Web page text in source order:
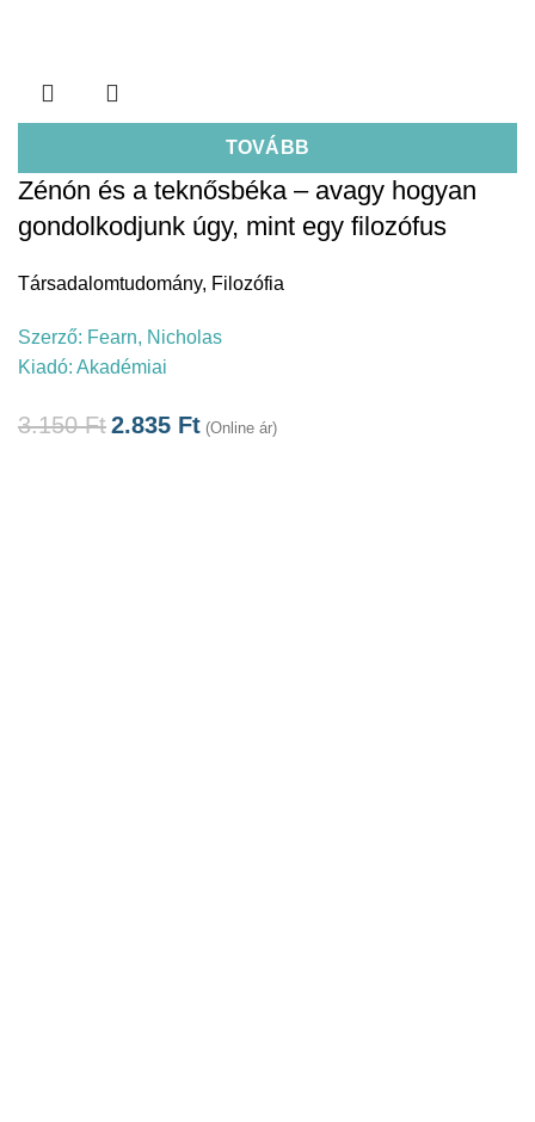
TOVÁBB
Zénón és a teknősbéka – avagy hogyan
gondolkodjunk úgy, mint egy filozófus
Társadalomtudomány, Filozófia
Szerző: Fearn, Nicholas
Kiadó: Akadémiai
3.150Ft2.835 Ft (Online ár)